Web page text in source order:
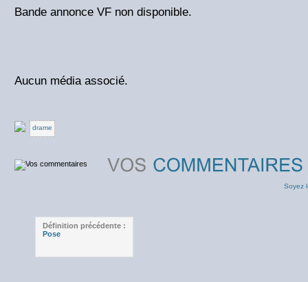
Bande annonce VF non disponible.
Aucun média associé.
drame
Soyez
Définition précédente :
Pose